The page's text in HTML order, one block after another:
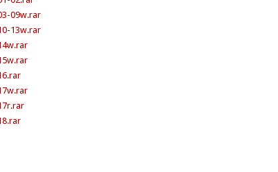
09w.rar
13w.rar